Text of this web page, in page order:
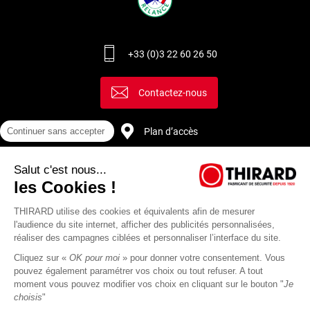
+33 (0)3 22 60 26 50
Contactez-nous
Plan d’accès
Continuer sans accepter
Salut c'est nous...
les Cookies !
THIRARD utilise des cookies et équivalents afin de mesurer
l'audience du site internet, afficher des publicités personnalisées,
réaliser des campagnes ciblées et personnaliser l’interface du site.
Cliquez sur « OK pour moi » pour donner votre consentement. Vous
pouvez également paramétrer vos choix ou tout refuser. A tout
moment vous pouvez modifier vos choix en cliquant sur le bouton "Je
choisis"